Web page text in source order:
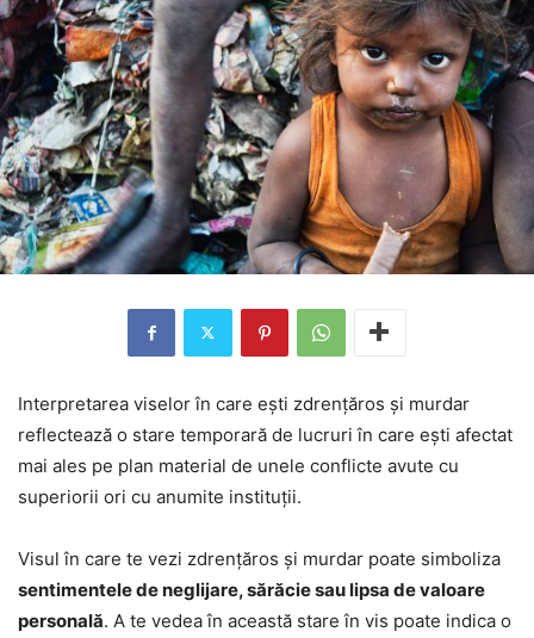
Interpretarea viselor în care ești zdrențăros și murdar
reflectează o stare temporară de lucruri în care ești afectat
mai ales pe plan material de unele conflicte avute cu
superiorii ori cu anumite instituții.
Visul în care te vezi zdrențăros și murdar poate simboliza
sentimentele de neglijare, sărăcie sau lipsa de valoare
personală. A te vedea în această stare în vis poate indica o